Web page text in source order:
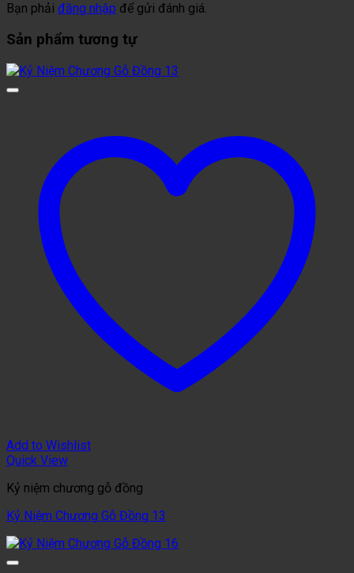
Bạn phải đăng nhập để gửi đánh giá.
Sản phẩm tương tự
Add to Wishlist
Quick View
Kỷ niệm chương gỗ đồng
Kỷ Niệm Chương Gỗ Đồng 13